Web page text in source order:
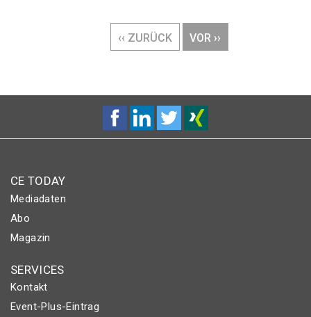
VORHERIGE
SEITE
‹‹ ZURÜCK
NÄCHSTE
SEITE
VOR ››
CE TODAY
Mediadaten
Abo
Magazin
SERVICES
Kontakt
Event-Plus-Eintrag